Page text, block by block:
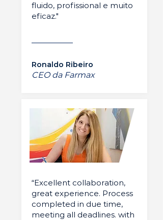
fluido, profissional e muito
eficaz."
Ronaldo Ribeiro
CEO da Farmax
“Excellent collaboration,
great experience. Process
completed in due time,
meeting all deadlines. with